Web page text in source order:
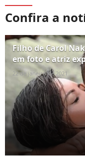
Confira a
Filho de Carol
em foto e atriz
22 de janeiro de 2021